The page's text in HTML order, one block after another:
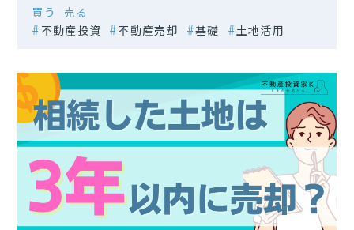
買う
売る
不動産投資
不動産売却 基礎 土地活用